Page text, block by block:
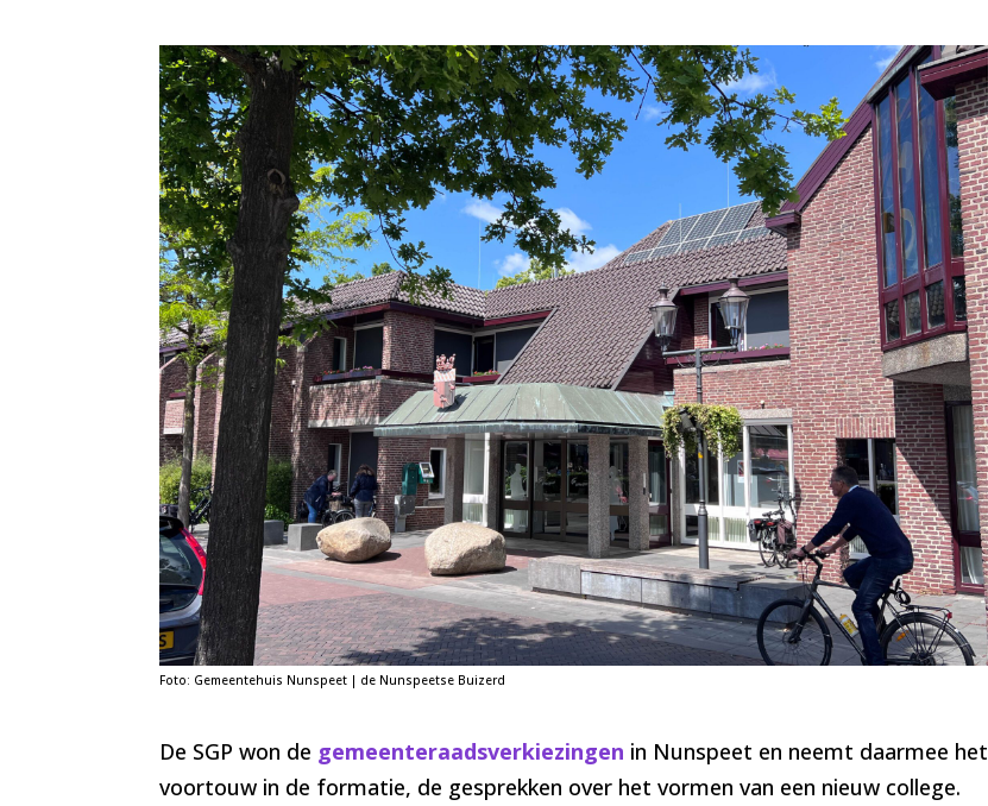
Foto: Gemeentehuis Nunspeet | de Nunspeetse Buizerd
De SGP won de gemeenteraadsverkiezingen in Nunspeet en neemt daarmee het
voortouw in de formatie, de gesprekken over het vormen van een nieuw college.